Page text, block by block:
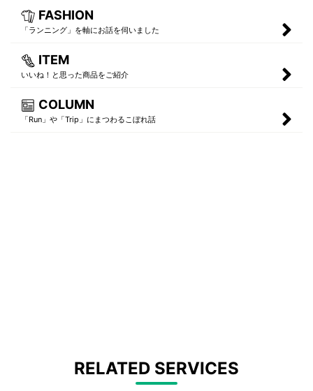
FASHION
「ランニング」を軸にお話を伺いました
ITEM
いいね！と思った商品をご紹介
COLUMN
「Run」や「Trip」にまつわるこぼれ話
RELATED SERVICES